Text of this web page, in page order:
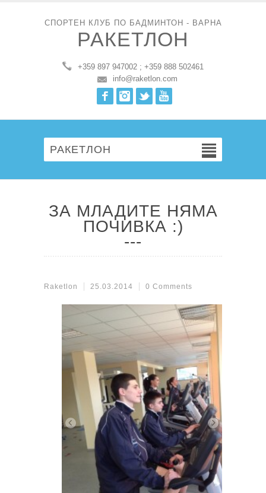
СПОРТЕН КЛУБ ПО БАДМИНТОН - ВАРНА
РАКЕТЛОН
+359 897 947002 ; +359 888 502461
info@raketlon.com
FacebookInstagram
Twitter
РАКЕТЛОН
ЗА МЛАДИТЕ НЯМА
ПОЧИВКА :)
Raketlon 25.03.2014 0 Comments